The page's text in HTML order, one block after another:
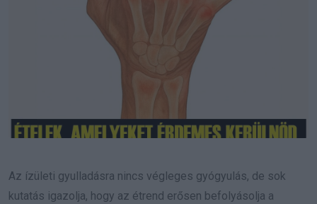
Az ízületi gyulladásra nincs végleges gyógyulás, de sok
kutatás igazolja, hogy az étrend erősen befolyásolja a